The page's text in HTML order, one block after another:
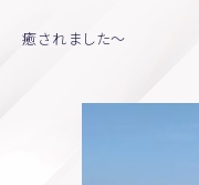
癒されました〜